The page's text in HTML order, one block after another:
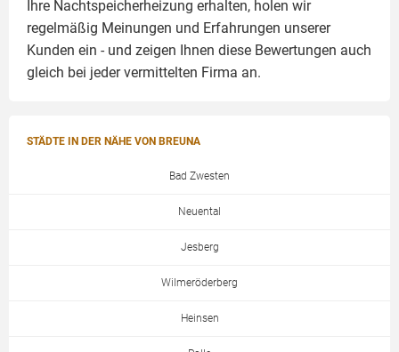
Ihre Nachtspeicherheizung erhalten, holen wir
regelmäßig Meinungen und Erfahrungen unserer
Kunden ein - und zeigen Ihnen diese Bewertungen auch
gleich bei jeder vermittelten Firma an.
STÄDTE IN DER NÄHE VON BREUNA
Bad Zwesten
Neuental
Jesberg
Wilmeröderberg
Heinsen